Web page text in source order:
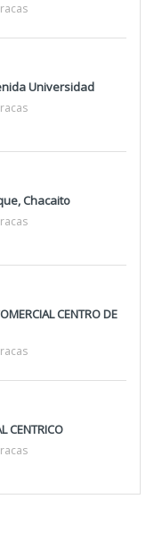
Universidad
Chacaito
CENTRO DE
CENTRICO